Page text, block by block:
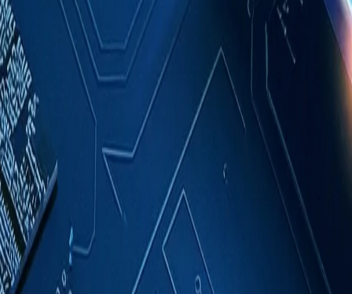
聯絡我們
繁體中文
索取報價
首頁